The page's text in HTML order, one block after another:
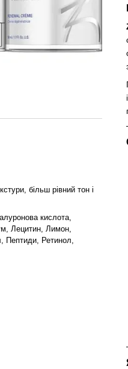
більш рівний тон і
кислота,
Лецитин, Лимон,
Пептиди, Ретинол,